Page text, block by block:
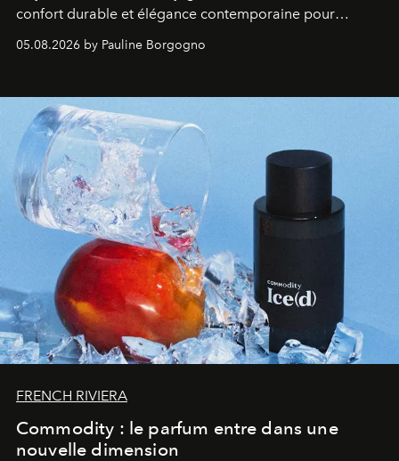
confort durable et élégance contemporaine pour
05.08.2026 by Pauline Borgogno
FRENCH RIVIERA
Commodity : le parfum entre dans une
nouvelle dimension